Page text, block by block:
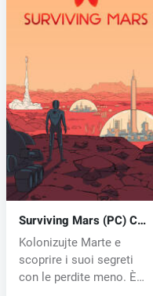
Surviving Mars (PC) CD
key
Kolonizujte Marte e
scoprire i suoi segreti
con le perdite meno. È